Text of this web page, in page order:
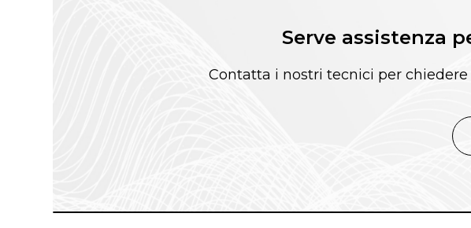
Serve assistenza
Contatta i nostri tecnici per